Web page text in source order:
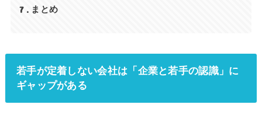
7 まとめ
若手が定着しない会社は「企業と若手の認識」に
ギャップがある